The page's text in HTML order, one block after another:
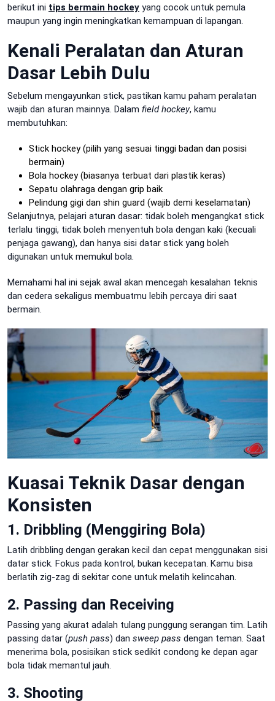
berikut ini tips bermain hockey yang cocok untuk pemula
maupun yang ingin meningkatkan kemampuan di lapangan.
Kenali Peralatan dan Aturan
Dasar Lebih Dulu
Sebelum mengayunkan stick, pastikan kamu paham peralatan
wajib dan aturan mainnya. Dalam field hockey, kamu
membutuhkan:
Stick hockey (pilih yang sesuai tinggi badan dan posisi
bermain)
Bola hockey (biasanya terbuat dari plastik keras)
Sepatu olahraga dengan grip baik
Pelindung gigi dan shin guard (wajib demi keselamatan)
Selanjutnya, pelajari aturan dasar: tidak boleh mengangkat stick
terlalu tinggi, tidak boleh menyentuh bola dengan kaki (kecuali
penjaga gawang), dan hanya sisi datar stick yang boleh
digunakan untuk memukul bola.
Memahami hal ini sejak awal akan mencegah kesalahan teknis
dan cedera sekaligus membuatmu lebih percaya diri saat
bermain.
Kuasai Teknik Dasar dengan
Konsisten
1. Dribbling (Menggiring Bola)
Latih dribbling dengan gerakan kecil dan cepat menggunakan sisi
datar stick. Fokus pada kontrol, bukan kecepatan. Kamu bisa
berlatih zig-zag di sekitar cone untuk melatih kelincahan.
2. Passing dan Receiving
Passing yang akurat adalah tulang punggung serangan tim. Latih
passing datar (push pass) dan sweep pass dengan teman. Saat
menerima bola, posisikan stick sedikit condong ke depan agar
bola tidak memantul jauh.
3. Shooting